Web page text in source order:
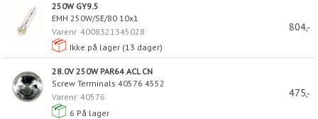
250W GY9.5
EMH 250W/SE/80 10x1
Varenr 4008321345028
Ikke på lager (13 dager)
804,-
28.0V 250W PAR64 ACL CN
Screw Terminals 40576 4552
Varenr 40576
6 På lager
475,-